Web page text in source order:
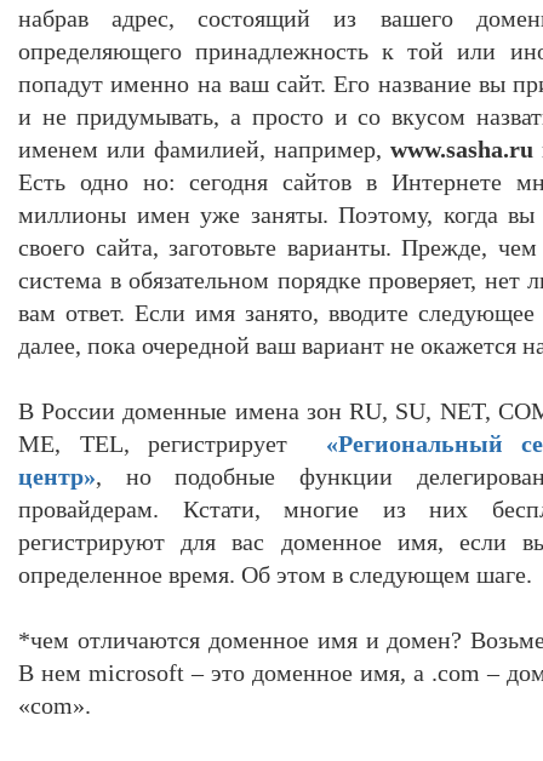
набрав адрес, состоящий из вашего
определяющего принадлежность к той или
попадут именно на ваш сайт. Его название вы
и не придумывать, а просто и со вкусом
именем или фамилией, например, www.sasha.ru
Есть одно но: сегодня сайтов в Интернете
миллионы имен уже заняты. Поэтому, когда вы
своего сайта, заготовьте варианты. Прежде,
система в обязательном порядке проверяет,
вам ответ. Если имя занято, вводите
далее, пока очередной ваш вариант не окажется
В России доменные имена зон RU, SU, NET,
ME, TEL, регистрирует «Региональный
центр», но подобные функции
провайдерам. Кстати, многие из них
регистрируют для вас доменное имя, если
определенное время. Об этом в следующем шаге.
*чем отличаются доменное имя и домен?
В нем microsoft – это доменное имя, а .com –
«com».